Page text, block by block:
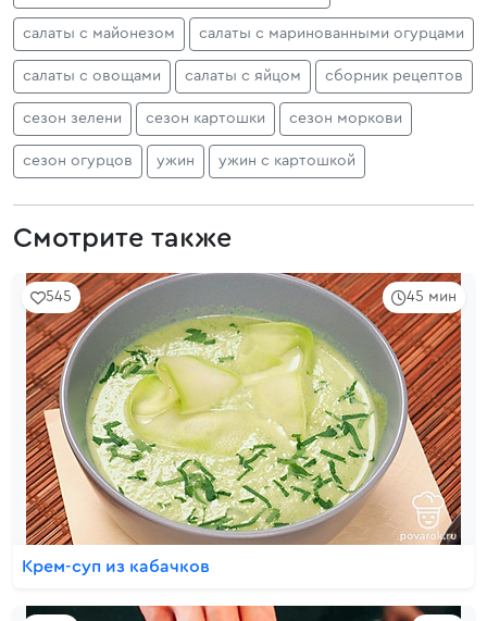
салаты с майонезом салаты с маринованными огурцами
салаты с овощами салаты с яйцом сборник рецептов
сезон зелени сезон картошки сезон моркови
сезон огурцов ужин ужин с картошкой
Смотрите также
45 мин
545
Крем-суп из кабачков